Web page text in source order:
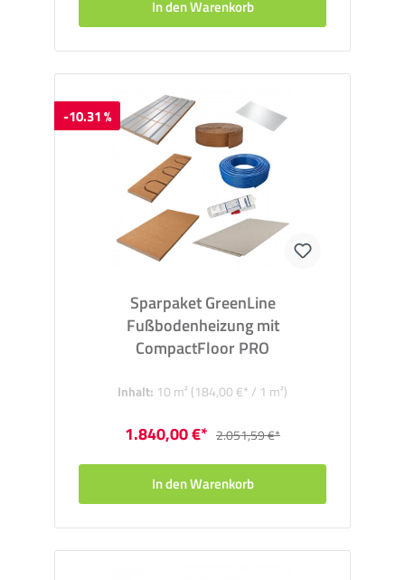
In den Warenkorb
-10.31 %
Sparpaket GreenLine
Fußbodenheizung mit
CompactFloor PRO
Inhalt: 10 m² (184,00 €* / 1 m²)
1.840,00 €* 2.051,59 €*
In den Warenkorb